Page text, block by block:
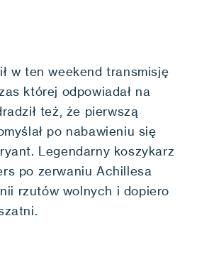
w ten weekend transmisję
której odpowiadał na
też, że pierwszą
po nabawieniu się
Legendarny koszykarz
po zerwaniu Achillesa
rzutów wolnych i dopiero